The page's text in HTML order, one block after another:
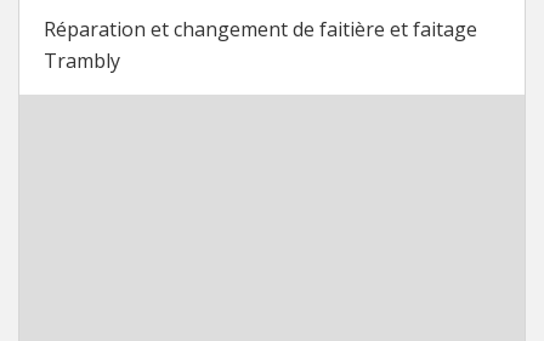
Réparation et changement de faitière et faitage
Trambly